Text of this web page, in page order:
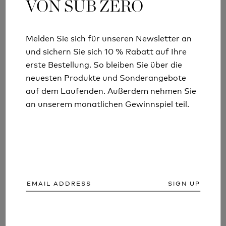
VON SUB ZERO
Melden Sie sich für unseren Newsletter an
und sichern Sie sich 10 % Rabatt auf Ihre
erste Bestellung. So bleiben Sie über die
neuesten Produkte und Sonderangebote
auf dem Laufenden. Außerdem nehmen Sie
an unserem monatlichen Gewinnspiel teil.
SIGN UP
COULD YOU SURVIVE A SUMMER
BREAKDOWN?
Mehr lesen
VON SUB ZERO
Melden Sie sich für unseren Newsletter an
und sichern Sie sich 10 % Rabatt auf Ihre
erste Bestellung. So bleiben Sie über die
neuesten Produkte und Sonderangebote
auf dem Laufenden. Außerdem nehmen Sie
an unserem monatlichen Gewinnspiel teil.
SIGN UP